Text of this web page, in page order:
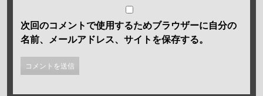
次回のコメントで使用するためブラウザーに自分の
名前、メールアドレス、サイトを保存する。